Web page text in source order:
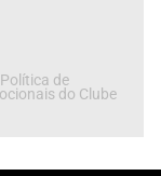
de
do Clube